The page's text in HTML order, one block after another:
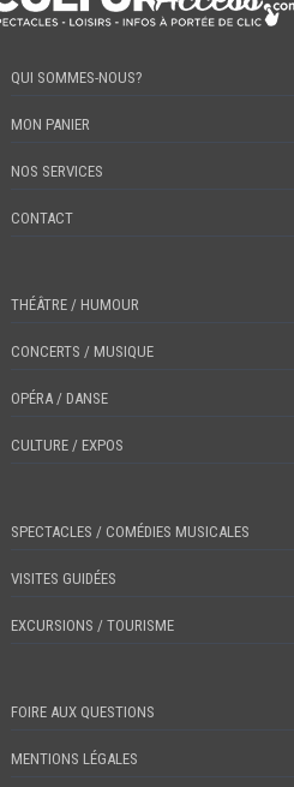
QUI SOMMES-NOUS?
MON PANIER
NOS SERVICES
CONTACT
THÉÂTRE / HUMOUR
CONCERTS / MUSIQUE
OPÉRA / DANSE
CULTURE / EXPOS
SPECTACLES / COMÉDIES MUSICALES
VISITES GUIDÉES
EXCURSIONS / TOURISME
FOIRE AUX QUESTIONS
MENTIONS LÉGALES